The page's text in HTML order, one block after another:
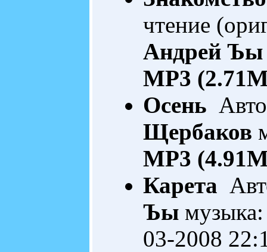
чтение
Андрей Ъы
MP3
Осень
Щербаков
MP3
Карета
Ъы
03-2008